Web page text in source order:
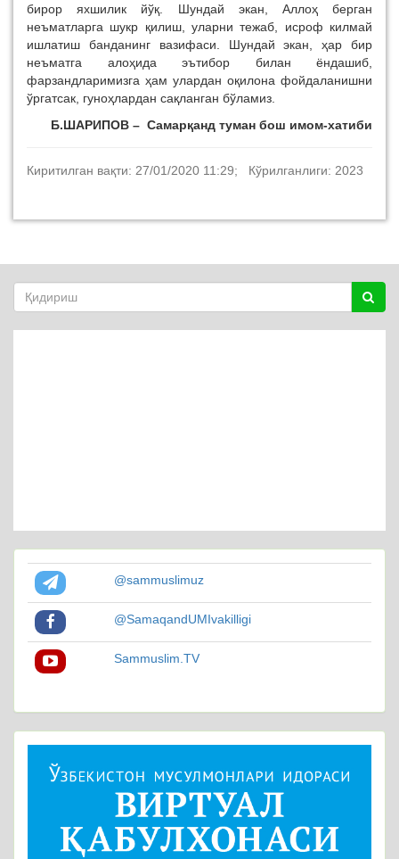
би­рор яхшилик йўқ. Шундай экан, Аллоҳ берган
неъматларга шукр қилиш, уларни тежаб, исроф килмай
ишлатиш банданинг вазифаси. Шундай экан, ҳар бир
неъматга алоҳида эътибор билан ёндашиб,
фарзандларимизга ҳам улардан оқилона фойдаланишни
ўргатсак, гуноҳлардан сақланган бўламиз.
Б.ШАРИПОВ – Самарқанд туман бош имом-хатиби
Киритилган вақти: 27/01/2020 11:29; Кўрилганлиги: 2023
@sammuslimuz
@SamaqandUMIvakilligi
Sammuslim.TV